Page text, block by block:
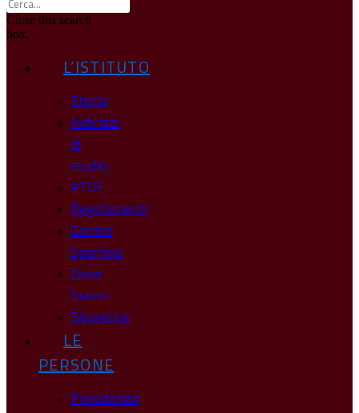
Close this search
box.
L’ISTITUTO
Storia
Indirizzi
di
studio
PTOF
Regolamenti
Centro
Sportivo
Dove
Siamo
Sicurezza
LE
PERSONE
Presidenza